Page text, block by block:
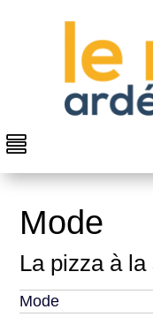
Mode
La pizza à
Mode